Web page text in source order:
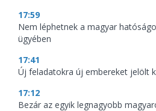
17:59
Nem léphetnek a magyar
ügyében
17:41
Új feladatokra új embereket jelölt
17:12
Bezár az egyik legnagyobb